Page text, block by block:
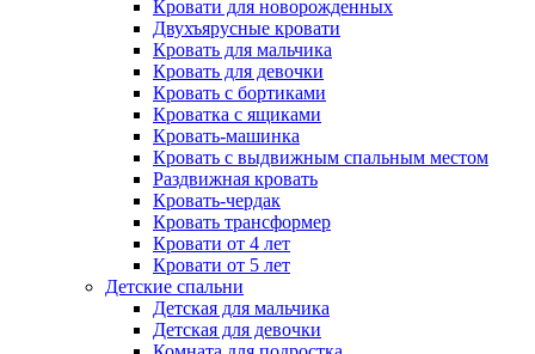
Кровати для новорожденных
Двухъярусные кровати
Кровать для мальчика
Кровать для девочки
Кровать с бортиками
Кроватка с ящиками
Кровать-машинка
Кровать с выдвижным спальным местом
Раздвижная кровать
Кровать-чердак
Кровать трансформер
Кровати от 4 лет
Кровати от 5 лет
Детские спальни
Детская для мальчика
Детская для девочки